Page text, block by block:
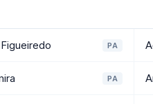
PA
PA